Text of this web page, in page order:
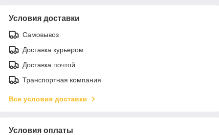
Условия доставки
Самовывоз
Доставка курьером
Доставка почтой
Транспортная компания
Все условия доставки
Условия оплаты